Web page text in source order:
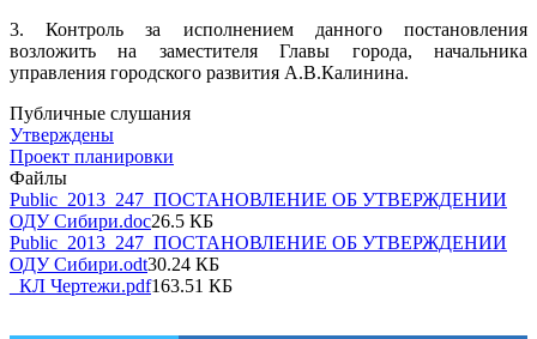
3. Контроль за исполнением данного постановления
возложить на заместителя Главы города, начальника
управления городского развития А.В.Калинина.
Публичные слушания
Утверждены
Проект планировки
Файлы
Public_2013_247_ПОСТАНОВЛЕНИЕ ОБ УТВЕРЖДЕНИИ
ОДУ Сибири.doc26.5 КБ
Public_2013_247_ПОСТАНОВЛЕНИЕ ОБ УТВЕРЖДЕНИИ
ОДУ Сибири.odt30.24 КБ
_КЛ Чертежи.pdf163.51 КБ